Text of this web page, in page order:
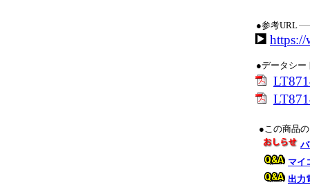
●参考URL
https://
●データシー
●この商品
マイ
出力